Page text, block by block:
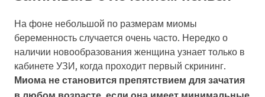
На фоне небольшой по размерам миомы
беременность случается очень часто. Нередко о
наличии новообразования женщина узнает только в
кабинете УЗИ, когда проходит первый скрининг.
Миома не становится препятствием для зачатия